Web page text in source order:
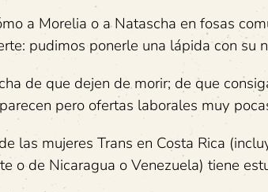
a Morelia o a Natascha en fosas
pudimos ponerle una lápida con su
de que dejen de morir; de que
pero ofertas laborales muy
las mujeres Trans en Costa Rica
o de Nicaragua o Venezuela) tiene